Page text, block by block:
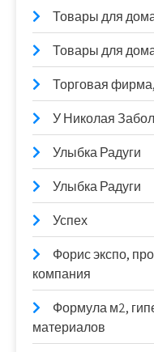
Товары для
Товары для
Торговая
У Николая
Улыбка Радуги
Улыбка Радуги
Успех
Форис экспо,
компания
Формула м2,
материалов